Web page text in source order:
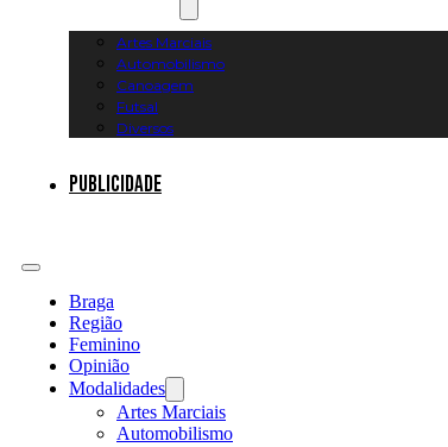
Artes Marciais
Automobilismo
Canoagem
Futsal
Diversos
Publicidade
Braga
Região
Feminino
Opinião
Modalidades
Artes Marciais
Automobilismo